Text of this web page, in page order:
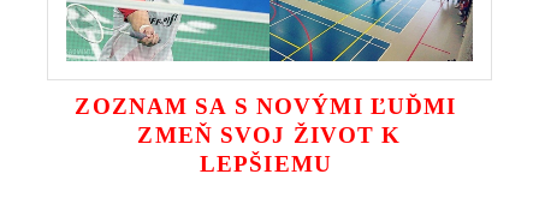
ZOZNAM SA S NOVÝMI ĽUĎMI
ZMEŇ SVOJ ŽIVOT K
LEPŠIEMU